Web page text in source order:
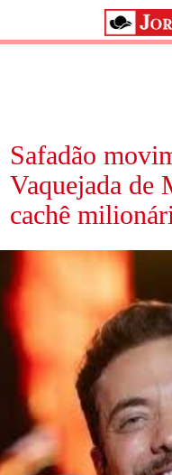
Safadão
Vaquejada de
cachê